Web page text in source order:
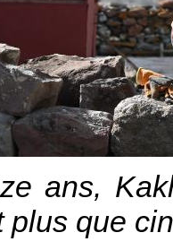
ans,
plus que